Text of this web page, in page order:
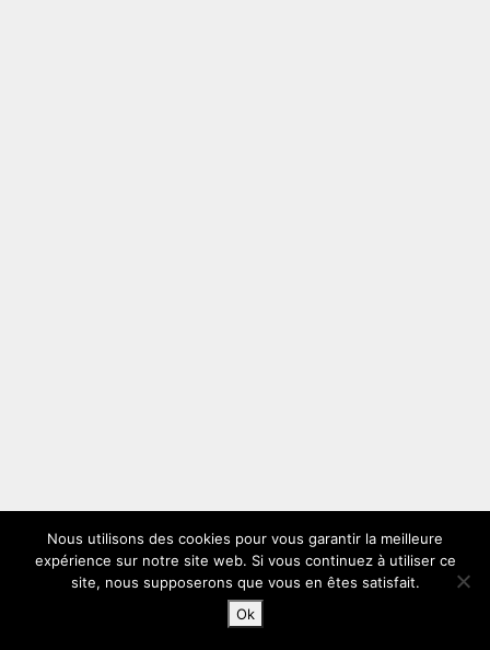
Nous utilisons des cookies pour vous garantir la meilleure
expérience sur notre site web. Si vous continuez à utiliser ce
site, nous supposerons que vous en êtes satisfait.
Ok